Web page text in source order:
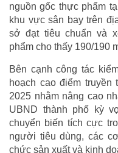
nguồn gốc thực phẩm
khu vực sân bay trên
sở đạt tiêu chuẩn và
phẩm cho thấy 190/190
Bên cạnh công tác
hoạch cao điểm truyền
2025 nhằm nâng cao
UBND thành phố kỳ
chuyển biến tích cực
người tiêu dùng, các
chức sản xuất và kinh